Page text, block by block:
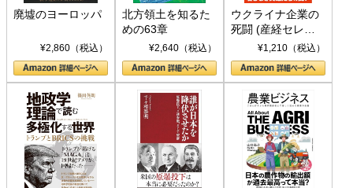
廃墟のヨーロッパ
¥2,860（税込）
北方領土を知るた
めの63章
¥2,640（税込）
ウクライナ企業の
死闘 (産経セレク
ト S 039)¥1,210（税込）